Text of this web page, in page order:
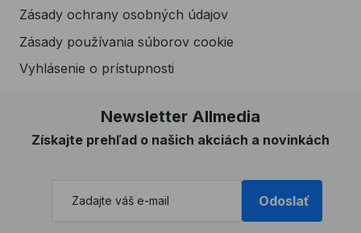
Zásady ochrany osobných údajov
Zásady používania súborov cookie
Vyhlásenie o prístupnosti
Newsletter Allmedia
Získajte prehľad o našich akciách a novinkách
Odoslať